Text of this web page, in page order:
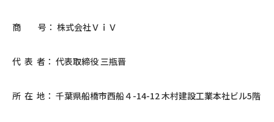
商 号： 株式会社ＶｉＶ
代 表 者： 代表取締役 三瓶晋
所 在 地： 千葉県船橋市西船４-14-12 木村建設工業本社ビル5階